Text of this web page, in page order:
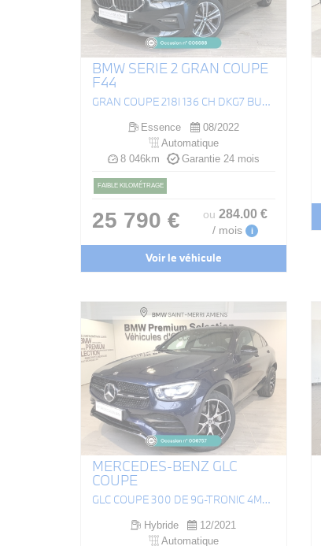
BMW SERIE 2 GRAN COUPE
F44
GRAN COUPE 218I 136 CH DKG7 BUSINESS DESIGN
Essence
08/2022
Automatique
8 046km
Garantie 24 mois
FAIBLE KILOMÉTRAGE
25 790 € ou284 .00 €
/ mois i
Voir le véhicule
MERCEDES-BENZ GLC
COUPE
GLC COUPÉ 300 DE 9G-TRONIC 4MATIC AMG LINE
Hybride
12/2021
Automatique